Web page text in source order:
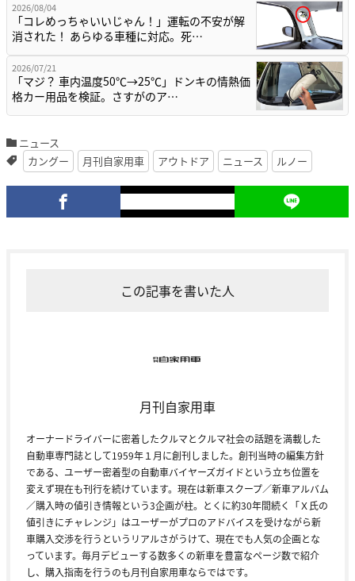
2026/08/04
「コレめっちゃいいじゃん！」運転の不安が解
消された！ あらゆる車種に対応。死…
2026/07/21
「マジ？ 車内温度50℃→25℃」ドンキの情熱価
格カー用品を検証。さすがのア…
ニュース
カングー
月刊自家用車 アウトドア ニュース ルノー
この記事を書いた人
月刊自家用車
オーナードライバーに密着したクルマとクルマ社会の話題を満載した
自動車専門誌として1959年１月に創刊しました。創刊当時の編集方針
である、ユーザー密着型の自動車バイヤーズガイドという立ち位置を
変えず現在も刊行を続けています。現在は新車スクープ／新車アルバム
／購入時の値引き情報という3企画が柱。とくに約30年間続く「Ｘ氏の
値引きにチャレンジ」はユーザーがプロのアドバイスを受けながら新
車購入交渉を行うというリアルさがうけて、現在でも人気の企画とな
っています。毎月デビューする数多くの新車を豊富なページ数で紹介
し、購入指南を行うのも月刊自家用車ならではです。